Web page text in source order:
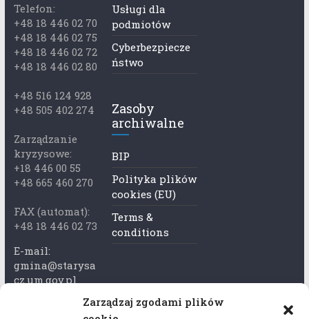
Zarządzaj zgodami plików
Telefon:
+48 18 446 02 70
+48 18 446 02 75
+48 18 446 02 72
+48 18 446 02 80
+48 516 124 928
+48 505 402 274
Zarządzanie
kryzysowe:
+18 446 00 55
+48 665 460 270
FAX (automat):
+48 18 446 02 73
E-mail:
gmina@starysa
cz.um.gov.pl
Adres skrzynki
Usługi dla
podmiotów
Cyberbezpiecze
ństwo
Zasoby
archiwalne
BIP
Polityka plików
cookies (EU)
Terms &
conditions